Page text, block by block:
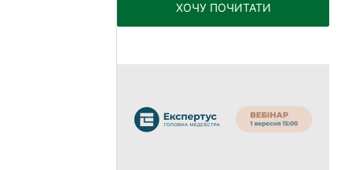
ХОЧУ ПОЧИТАТИ